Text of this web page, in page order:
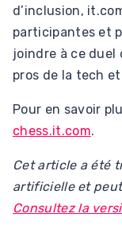
d’inclusion,
participantes et
joindre à ce
pros de la tech
Pour en savoir
chess.it.com.
Cet article a été
artificielle et
Consultez la